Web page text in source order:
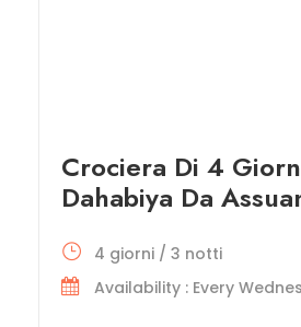
Crociera Di 4
Dahabiya Da
4 giorni / 3 notti
Availability : Every